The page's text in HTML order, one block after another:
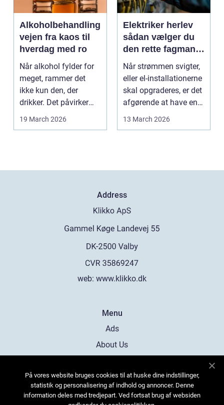
Alkoholbehandling
vejen fra kaos til
hverdag med ro
Når alkohol fylder for
meget, rammer det
ikke kun den, der
drikker. Det påvirker
også familie, arbej...
19 March 2026
Elektriker herlev
sådan vælger du
den rette fagmand
til dine el-opgaver
Når strømmen svigter,
eller el-installationerne
skal opgraderes, er det
afgørende at have en
pålidel...
13 March 2026
Address
web: www.klikko.dk
Menu
Ads
About Us
Contact
Sitemap
På vores website bruges cookies til at huske dine indstillinger,
statistik og personalisering af indhold og annoncer. Denne
information deles med tredjepart. Ved fortsat brug af websiden